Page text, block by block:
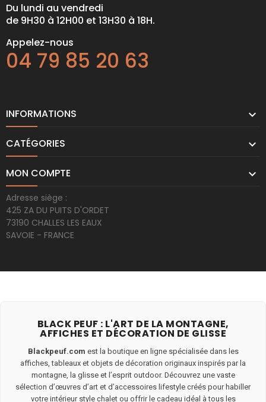
Du lundi au vendredi
de 9H30 à 12H00 et 13H30 à 18H.
Appelez-nous
04 79 85 20 63
INFORMATIONS 
CATÉGORIES 
MON COMPTE 
Adresse siège :
425 ZA DU PUITS D'ORDET
73190 CHALLES LES EAUX
SAVOIE - FRANCE
BLACK PEUF : L'ART DE LA MONTAGNE,
AFFICHES ET DÉCORATION DE GLISSE
Blackpeuf.com est la boutique en ligne spécialisée dans les
affiches, tableaux et objets de décoration originaux inspirés par la
montagne, la glisse et l’esprit outdoor. Découvrez une vaste
sélection d’œuvres d’art et d’accessoires lifestyle créés pour habiller
votre intérieur style chalet ou offrir le cadeau idéal à tous les